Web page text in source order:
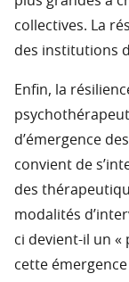
collectives. La
des institutions
Enfin, la
d’émergence
convient de
des
modalités
ci devient-il un «
cette